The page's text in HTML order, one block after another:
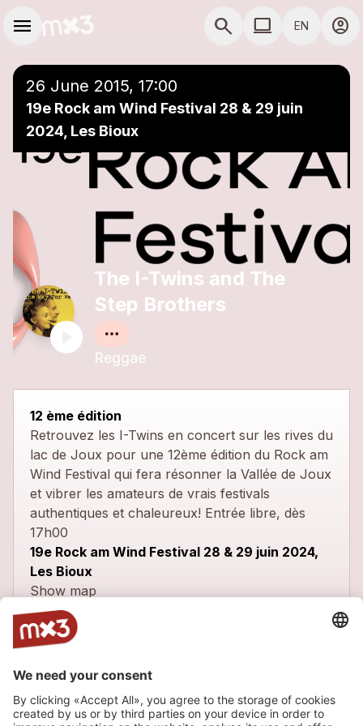
menu search COMPUTER USE
computer EN account_circle
26 June 2015, 17:00
19e Rock am Wind Festival 28 & 29 juin
2024, Les Bioux
The I-Twins and The
Step Brothers
Reggae
12 ème édition
Retrouvez les I-Twins en concert sur les rives du
lac de Joux pour une 12ème édition du Rock am
Wind Festival qui fera résonner la Vallée de Joux
et vibrer les amateurs de vrais festivals
authentiques et chaleureux! Entrée libre, dès
17h00
19e Rock am Wind Festival 28 & 29 juin 2024,
Les Bioux
Show map
Latest tracks
Open The Door
The I-Twins and The Step Brothers more_horiz
Add to a playlist close